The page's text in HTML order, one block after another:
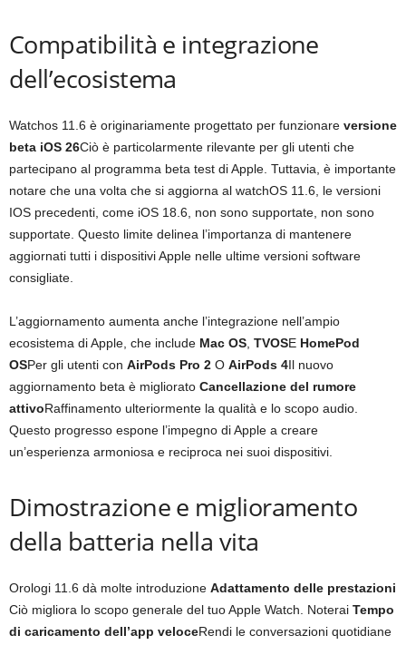
Compatibilità e integrazione
dell’ecosistema
Watchos 11.6 è originariamente progettato per funzionare versione
beta iOS 26Ciò è particolarmente rilevante per gli utenti che
partecipano al programma beta test di Apple. Tuttavia, è importante
notare che una volta che si aggiorna al watchOS 11.6, le versioni
IOS precedenti, come iOS 18.6, non sono supportate, non sono
supportate. Questo limite delinea l’importanza di mantenere
aggiornati tutti i dispositivi Apple nelle ultime versioni software
consigliate.
L’aggiornamento aumenta anche l’integrazione nell’ampio
ecosistema di Apple, che include Mac OS TVOSE HomePod
OSPer gli utenti con AirPods Pro 2 O AirPods 4Il nuovo
aggiornamento beta è migliorato Cancellazione del rumore
attivoRaffinamento ulteriormente la qualità e lo scopo audio.
Questo progresso espone l’impegno di Apple a creare
un’esperienza armoniosa e reciproca nei suoi dispositivi.
Dimostrazione e miglioramento
della batteria nella vita
Orologi 11.6 dà molte introduzione Adattamento delle prestazioni
Ciò migliora lo scopo generale del tuo Apple Watch. Noterai Tempo
di caricamento dell’app veloceRendi le conversazioni quotidiane